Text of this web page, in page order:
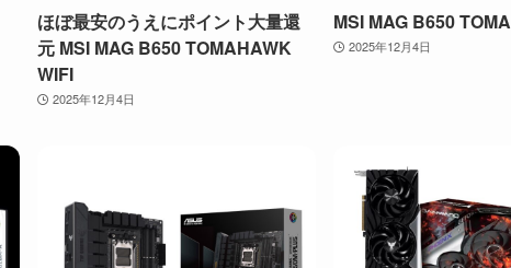
ほぼ最安のうえにポイント大量還
元 MSI MAG B650 TOMAHAWK
WIFI
2025年12月4日
MSI MAG B650
2025年12月4日